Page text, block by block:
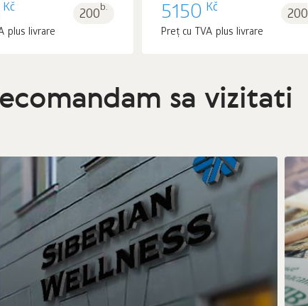
Kč 200b.
plus livrare
5150 Kč 200
Preț cu TVA plus livrare
sa vizitati